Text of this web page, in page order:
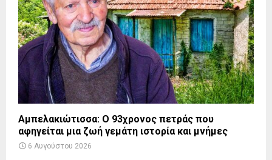
Αμπελακιώτισσα: Ο 93χρονος πετράς που
αφηγείται μια ζωή γεμάτη ιστορία και μνήμες
6 Αυγούστου 2026